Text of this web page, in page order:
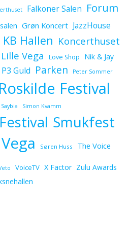
Falkoner Salen Forum
Grøn Koncert JazzHouse
KB Hallen Koncerthuset
Lille Vega Love Shop Nik & Jay
P3 Guld Parken Peter Sommer
Roskilde Festival
Saybia Simon Kvamm
Smukfest
Søren Huss The Voice
VoiceTV X Factor Zulu Awards